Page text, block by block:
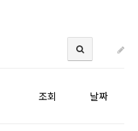
조회 날짜